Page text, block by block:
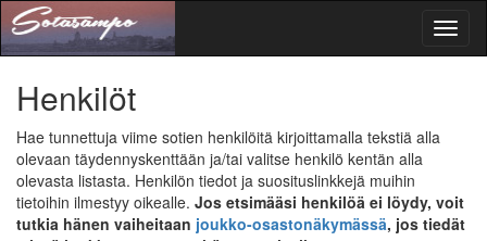
Henkilöt
Hae tunnettuja viime sotien henkilöitä kirjoittamalla tekstiä alla
olevaan täydennyskenttään ja/tai valitse henkilö kentän alla
olevasta listasta. Henkilön tiedot ja suosituslinkkejä muihin
tietoihin ilmestyy oikealle. Jos etsimääsi henkilöä ei löydy, voit
tutkia hänen vaiheitaan joukko-osastonäkymässä, jos tiedät